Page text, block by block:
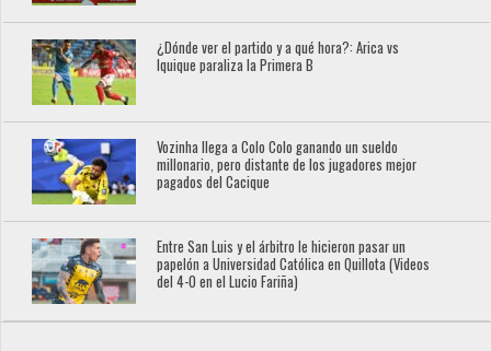
¿Dónde ver el partido y a qué hora?: Arica vs
Iquique paraliza la Primera B
Vozinha llega a Colo Colo ganando un sueldo
millonario, pero distante de los jugadores mejor
pagados del Cacique
Entre San Luis y el árbitro le hicieron pasar un
papelón a Universidad Católica en Quillota (Videos
del 4-0 en el Lucio Fariña)